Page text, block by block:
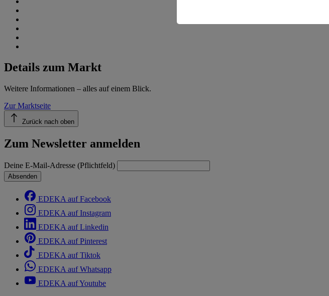
Details zum Markt
Weitere Informationen – alles auf einem Blick.
Zur Marktseite
Zurück nach oben
Zum Newsletter anmelden
Deine E-Mail-Adresse (Pflichtfeld)
Absenden
EDEKA auf Facebook
EDEKA auf Instagram
EDEKA auf Linkedin
EDEKA auf Pinterest
EDEKA auf Tiktok
EDEKA auf Whatsapp
EDEKA auf Youtube